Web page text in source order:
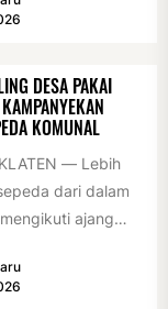
tokoh
DESA PAKAI
KOMUNAL
— Lebih
dari dalam
ajang